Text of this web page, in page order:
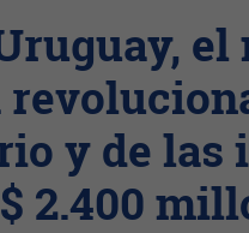
y de las
2.400